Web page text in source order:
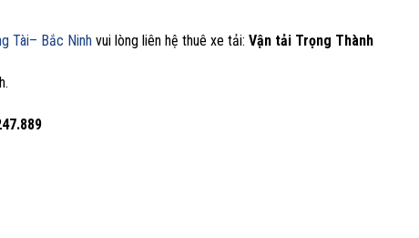
Tài– Bắc Ninh vui lòng liên hệ thuê xe tải: Vận tải Trọng Thành